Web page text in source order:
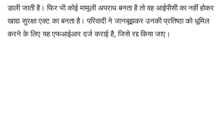
डाली जाती है। फिर भी कोई मामूली अपराध बनता है तो वह आईपीसी का नहीं होकर
खाद्य सुरक्षा एक्ट का बनता है। परिवादी ने जानबूझकर उनकी प्रतिष्ठा को धूमिल
करने के लिए यह एफआईआर दर्ज कराई है, जिसे रद्द किया जाए।